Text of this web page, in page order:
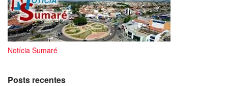
Notícia Sumaré
Posts recentes